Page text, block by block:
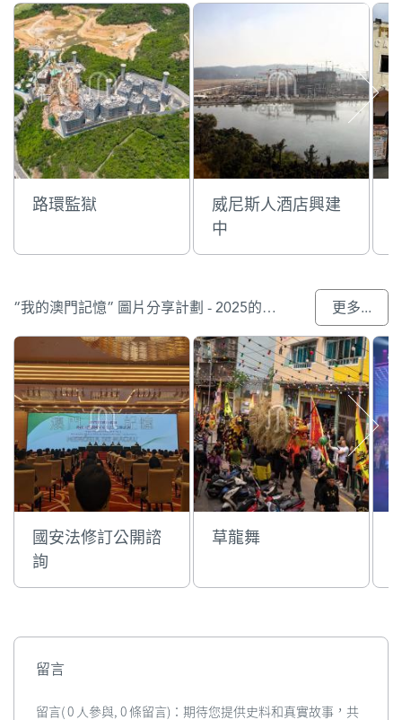
路環監獄
威尼斯人酒店興建
中
“我的澳門記憶” 圖片分享計劃 - 2025的參與作品 更多...
國安法修訂公開諮
詢
草龍舞
留言
留言( 0 人參與, 0 條留言)：期待您提供史料和真實故事，共